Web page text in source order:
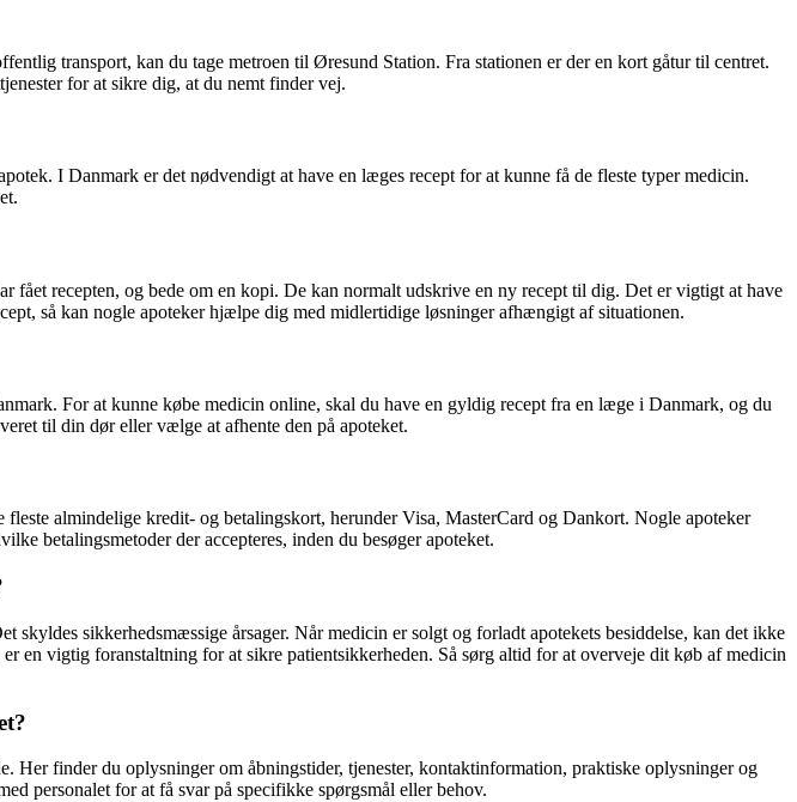
transport, kan du tage metroen til Øresund Station. Fra stationen er der en kort gåtur til centret.
for at sikre dig, at du nemt finder vej.
I Danmark er det nødvendigt at have en læges recept for at kunne få de fleste typer medicin.
recepten, og bede om en kopi. De kan normalt udskrive en ny recept til dig. Det er vigtigt at have
så kan nogle apoteker hjælpe dig med midlertidige løsninger afhængigt af situationen.
For at kunne købe medicin online, skal du have en gyldig recept fra en læge i Danmark, og du
til din dør eller vælge at afhente den på apoteket.
almindelige kredit- og betalingskort, herunder Visa, MasterCard og Dankort. Nogle apoteker
betalingsmetoder der accepteres, inden du besøger apoteket.
sikkerhedsmæssige årsager. Når medicin er solgt og forladt apotekets besiddelse, kan det ikke
en vigtig foranstaltning for at sikre patientsikkerheden. Så sørg altid for at overveje dit køb af medicin
Her finder du oplysninger om åbningstider, tjenester, kontaktinformation, praktiske oplysninger og
personalet for at få svar på specifikke spørgsmål eller behov.